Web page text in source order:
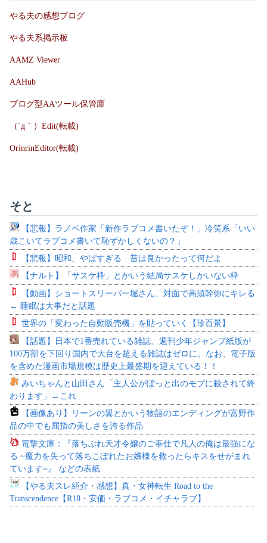
やる夫の感想ブログ
やる夫系掲示板
AAMZ Viewer
AAHub
ブログ型AAツール保管庫
（´д｀）Edit(転載)
OrinrinEditor(転載)
そと
【悲報】ラノベ作家「新作ラブコメ書いたぞ！」冷笑系「いい
歳こいてラブコメ書いて恥ずかしくないの？」
【悲報】昭和、やばすぎる 昔は良かったって何だよ
【ナルト】「サスケ枠」とかいう結局サスケしかいない枠
【動画】ショートスリーパー堀さん、対面で高須幹弥にキレる
← 睡眠は大事だと話題
世界の「変わった自動販売機」を貼っていく【珍百景】
【話題】日本で1番売れている雑誌、週刊少年ジャンプ紙版が
100万部を下回り国内で大台を超える雑誌はゼロに。なお、電子版
を含めた漫画市場規模は歴史上最盛期を迎えている！！
みいちゃんと山田さん「主人公がぽっと出のモブに殺されて終
わります」←これ
【画像あり】リーンの翼とかいう物語のエンディングが富野作
品の中でも屈指の美しさを誇る作品
電撃文庫：『落ちぶれ天才令嬢のご奉仕で凡人の俺は最強にな
る ~魔力を失って落ちこぼれたお嬢様を救ったらキスをせがまれ
ています~』 などの表紙
【やる夫スレ紹介・感想】真・女神転生 Road to the
Transcendence【R18・安価・ラブコメ・イチャラブ】